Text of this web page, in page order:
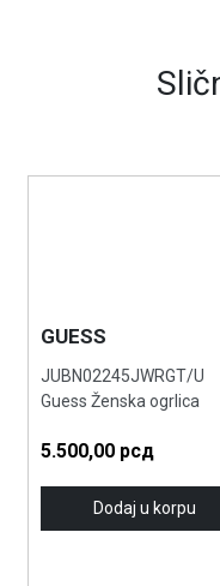
GUESS
JUBN02245JWRGT/U
Guess Ženska ogrlica
5.500,00 рсд
Dodaj u korpu